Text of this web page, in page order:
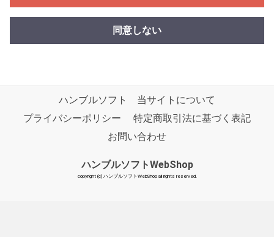
同意しない
ハンブルソフト
当サイトについて
プライバシーポリシー
特定商取引法に基づく表記
お問い合わせ
ハンブルソフトWebShop
copyright (c) ハンブルソフトWebShop all rights reserved.